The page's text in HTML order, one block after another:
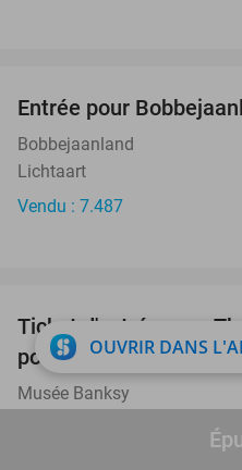
Entrée pour
Bobbejaanland
Lichtaart
Vendu : 7.487
Ticket d'entrée pour
poster à Bruxelles
Musée Banksy
OUVRIR DANS